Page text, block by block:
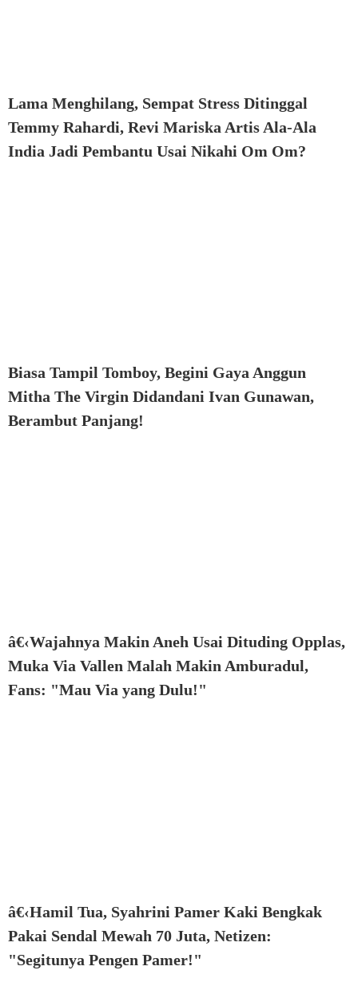
Lama Menghilang, Sempat Stress Ditinggal
Temmy Rahardi, Revi Mariska Artis Ala-Ala
India Jadi Pembantu Usai Nikahi Om Om?
Biasa Tampil Tomboy, Begini Gaya Anggun
Mitha The Virgin Didandani Ivan Gunawan,
Berambut Panjang!
â€‹Wajahnya Makin Aneh Usai Dituding Opplas,
Muka Via Vallen Malah Makin Amburadul,
Fans: "Mau Via yang Dulu!"
â€‹Hamil Tua, Syahrini Pamer Kaki Bengkak
Pakai Sendal Mewah 70 Juta, Netizen:
"Segitunya Pengen Pamer!"